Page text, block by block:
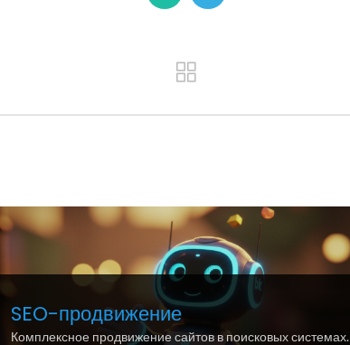
SEO-продвижение
Комплексное продвижение сайтов в поисковых системах.